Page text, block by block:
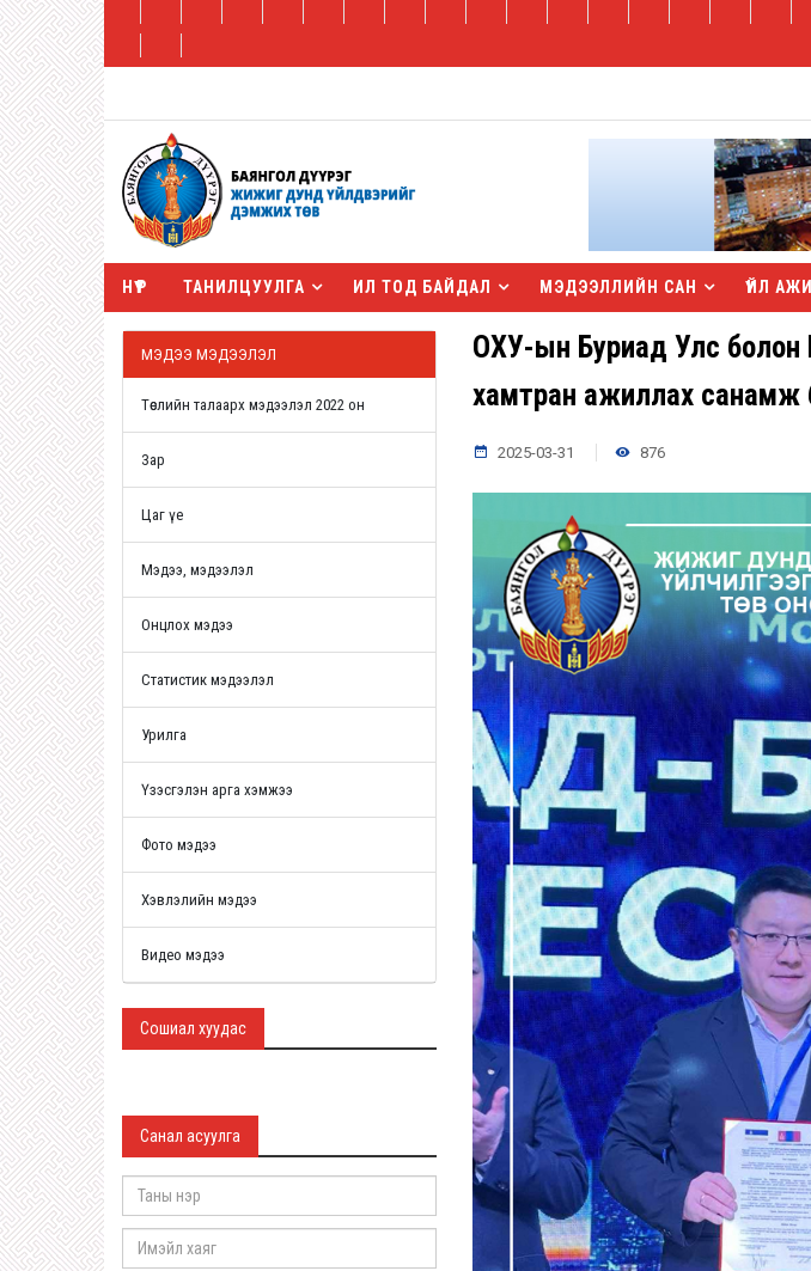
НҮҮР ТАНИЛЦУУЛГА ИЛ ТОД БАЙДАЛ МЭДЭЭЛЛИЙН САН ҮЙЛ
МЭДЭЭ МЭДЭЭЛЭЛ
Төслийн талаарх мэдээлэл 2022 он
Зар
Цаг үе
Мэдээ, мэдээлэл
Онцлох мэдээ
Статистик мэдээлэл
Урилга
Үзэсгэлэн арга хэмжээ
Фото мэдээ
Хэвлэлийн мэдээ
Видео мэдээ
Сошиал хуудас
Санал асуулга
ОХУ-ын Буриад Улс болон
хамтран ажиллах санамж
2025-03-31 876